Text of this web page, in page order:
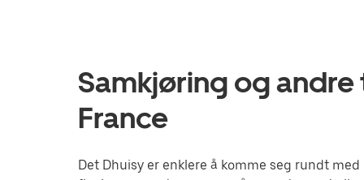
Samkjøring og andre
France
Det Dhuisy er enklere å komme seg rundt